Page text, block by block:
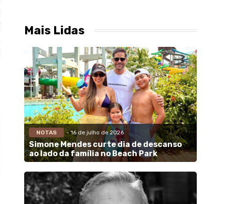
Mais Lidas
NOTAS - 16 de julho de 2026
Simone Mendes curte dia de descanso
ao lado da família no Beach Park